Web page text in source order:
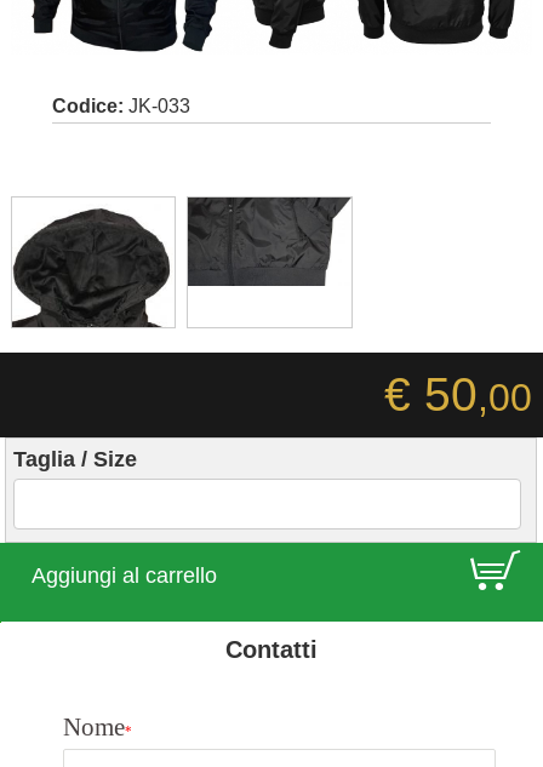
Codice:JK-033
€ 50,00
Taglia / Size
Aggiungi al carrello E
Contatti
Nome*